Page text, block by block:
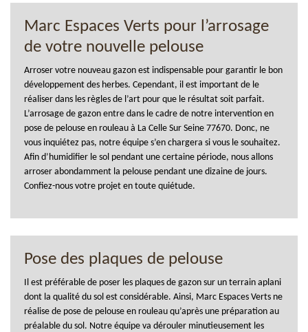
Marc Espaces Verts pour l’arrosage
de votre nouvelle pelouse
Arroser votre nouveau gazon est indispensable pour garantir le bon
développement des herbes. Cependant, il est important de le
réaliser dans les règles de l’art pour que le résultat soit parfait.
L’arrosage de gazon entre dans le cadre de notre intervention en
pose de pelouse en rouleau à La Celle Sur Seine 77670. Donc, ne
vous inquiétez pas, notre équipe s’en chargera si vous le souhaitez.
Afin d’humidifier le sol pendant une certaine période, nous allons
arroser abondamment la pelouse pendant une dizaine de jours.
Confiez-nous votre projet en toute quiétude.
Pose des plaques de pelouse
Il est préférable de poser les plaques de gazon sur un terrain aplani
dont la qualité du sol est considérable. Ainsi, Marc Espaces Verts ne
réalise de pose de pelouse en rouleau qu’après une préparation au
préalable du sol. Notre équipe va dérouler minutieusement les